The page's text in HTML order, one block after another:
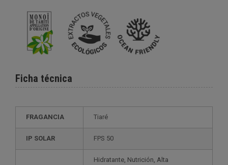
Ficha técnica
FRAGANCIA Tiaré
IP SOLAR FPS 50
Hidratante, Nutrición, Alta